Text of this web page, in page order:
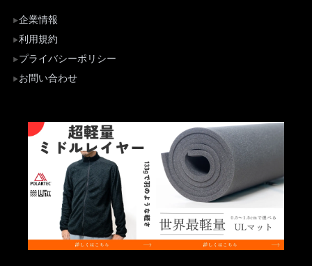
企業情報
利用規約
プライバシーポリシー
お問い合わせ